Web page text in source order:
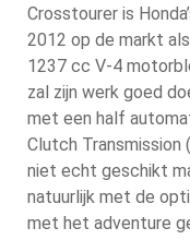
Crosstourer is
2012 op de markt
1237 cc V-4
zal zijn werk goed
met een half
Clutch Transmission
niet echt geschikt
natuurlijk met de
met het adventure